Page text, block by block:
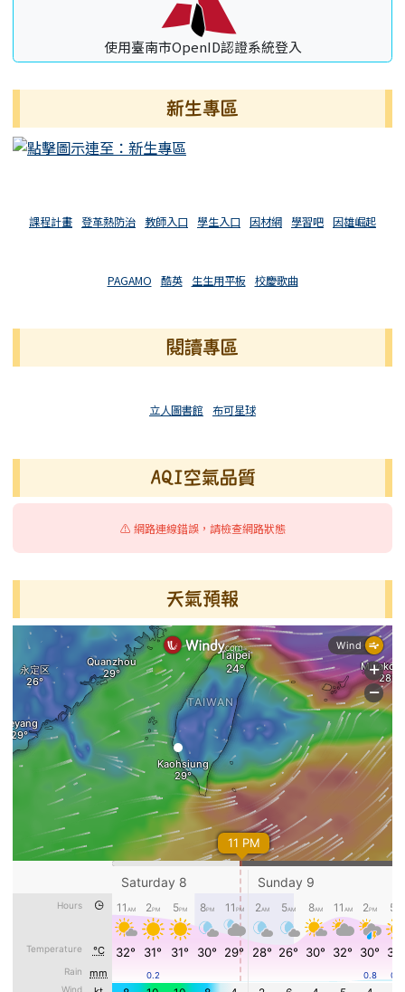
使用臺南市OpenID認證系統登入
新生專區
課程計畫 登革熱防治 教師入口 學生入口 因材網 學習吧 因雄崛起
PAGAMO 酷英 生生用平板 校慶歌曲
閱讀專區
立人圖書館 布可星球
AQI空氣品質
⚠️ 網路連線錯誤，請檢查網路狀態
天氣預報